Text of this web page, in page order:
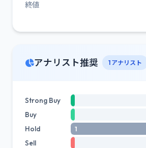
終値
アナリスト推奨 1 アナリスト
Strong Buy
Buy
Hold 1
Sell